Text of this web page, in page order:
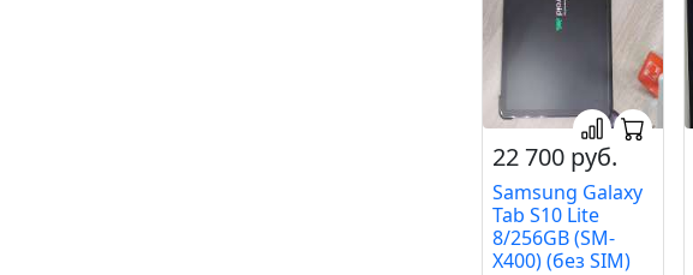
22 700 руб.
Samsung Galaxy
Tab S10 Lite
8/256GB (SM-
X400) (без SIM)